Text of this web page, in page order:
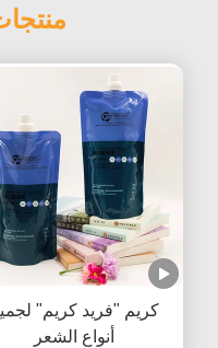
كريم "فريد كريم"
أنواع الشعر